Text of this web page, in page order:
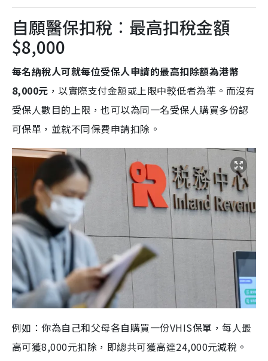
自願醫保扣稅︰最高扣稅金額
$8,000
每名納稅人可就每位受保人申請的最高扣除額為港幣
8,000元 ，以實際支付金額或上限中較低者為準。而沒有
受保人數目的上限，也可以為同一名受保人購買多份認
可保單，並就不同保費申請扣除。
例如：你為自己和父母各自購買一份VHIS保單，每人最
高可獲8,000元扣除，即總共可獲高達24,000元減稅。